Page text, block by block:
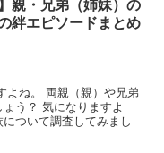
親・兄弟（姉妹）の
絆エピソードまとめ
よね。 両親（親）や兄弟
う？ 気になりますよ
ついて調査してみまし